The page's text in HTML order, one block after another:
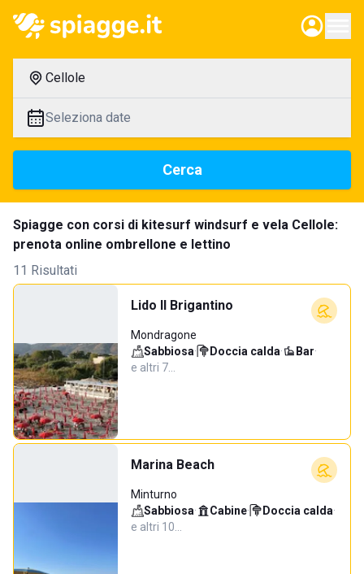
Cellole
Seleziona date
Cerca
Spiagge con corsi di kitesurf windsurf e vela Cellole:
prenota online ombrellone e lettino
11 Risultati
Lido Il Brigantino
Mondragone
Sabbiosa· Doccia calda· Bar·
e altri 7…
Marina Beach
Minturno
Sabbiosa· Cabine· Doccia calda·
e altri 10…